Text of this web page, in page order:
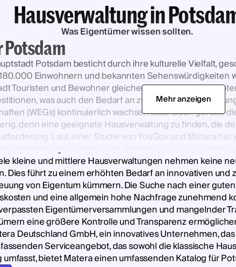
Hausverwaltung in
Was Eigentümer wissen sollten.
Potsdam
Potsdam besticht durch ihre kulturelle Vielfalt,
Einwohnern und bekannten Sehenswürdigkeiten
Touristen und Bewohner gleichermaßen an. Als
was auch den Bedarf an zuverlässigen
(WEGs) kontinuierlich wachsen lässt. Doch gerade
denn eine geeignete Hausverwaltung zu finden, die
Laut einer Studie von YouGov und Matera
zu finden – ein Problem, das auch in
kleine und mittlere Hausverwaltungen nehmen keine
Dies führt zu einem erhöhten Bedarf an innovativen und
von Eigentum kümmern. Die Suche nach einer
und eine allgemein hohe Nachfrage zunehmend
Eigentümerversammlungen und mangelnder
eine größere Kontrolle und Transparenz
Deutschland GmbH, ein innovatives Unternehmen,
Serviceangebot, das sowohl die klassische
bietet Matera einen umfassenden Katalog für
Mehr anzeigen